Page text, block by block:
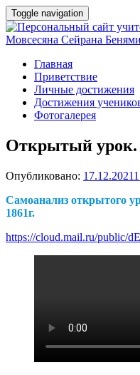
Toggle navigation
Главная
Приветствие
Личные достижения
Достижения
Фотогалерея
Открытый урок.
Опубликовано: 17.12.2021
Самоанализ открытого
1861г.
https://cloud.mail.ru/public/